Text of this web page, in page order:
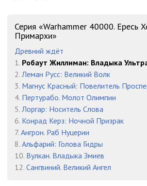
19.Дэвид Аннандейл - Робаут Жиллиман
21.Дэвид Аннандейл - Робаут Жиллиман
22.Дэвид Аннандейл - Робаут Жиллиман
23.Дэвид Аннандейл - Робаут Жиллиман
24.Дэвид Аннандейл - Робаут Жиллиман
Серия «Warhammer 40000. Ересь
Примархи»
Древний ждёт
1. Робаут Жиллиман: Владыка
2. Леман Русс: Великий Волк
3. Магнус Красный: Повелитель
4. Пертурабо. Молот Олимпии
5. Лоргар: Носитель Слова
6. Конрад Керз: Ночной Призрак
7. Ангрон. Раб Нуцерии
8. Альфарий: Голова Гидры
10. Вулкан. Владыка Змиев
12. Сангвиний. Великий Ангел